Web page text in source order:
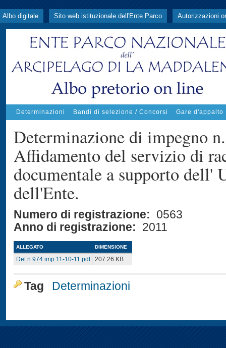
Albo digitale Sito web istituzionale dell'Ente Parco Autorizzazioni
Determinazioni Bandi di selezione / Concorsi Gare d'appalto
Determinazione di impegno
Affidamento del servizio di
documentale a supporto dell'
dell'Ente.
Numero di registrazione: 0563
Anno di registrazione: 2011
ALLEGATO DIMENSIONE
Det n.974 imp 11-10-11.pdf 207.26 KB
Tag Determinazioni